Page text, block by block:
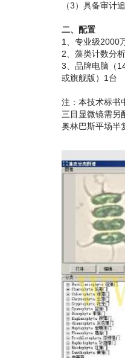
（3）具备审计
二、配置
1、专业级2000
2、藻类计数分
3、品牌电脑（
或旗舰版）1台
注：本技术标书
三目显微镜需另
奥林巴斯平场半